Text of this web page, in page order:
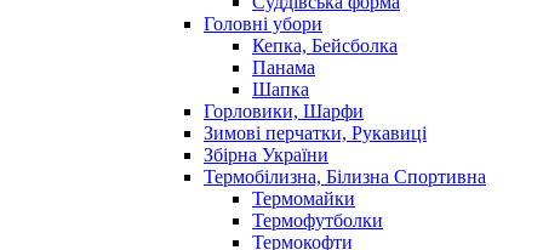
Головні убори
Кепка, Бейсболка
Панама
Шапка
Горловики, Шарфи
Зимові перчатки, Рукавиці
Збірна України
Термобілизна, Білизна Спортивна
Термомайки
Термофутболки
Термокофти